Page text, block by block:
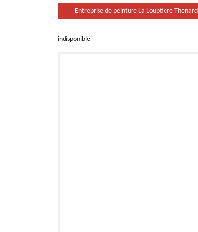
Entreprise de peinture La Louptiere Thenard
indisponible